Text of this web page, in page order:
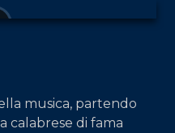
musica, partendo
calabrese di fama